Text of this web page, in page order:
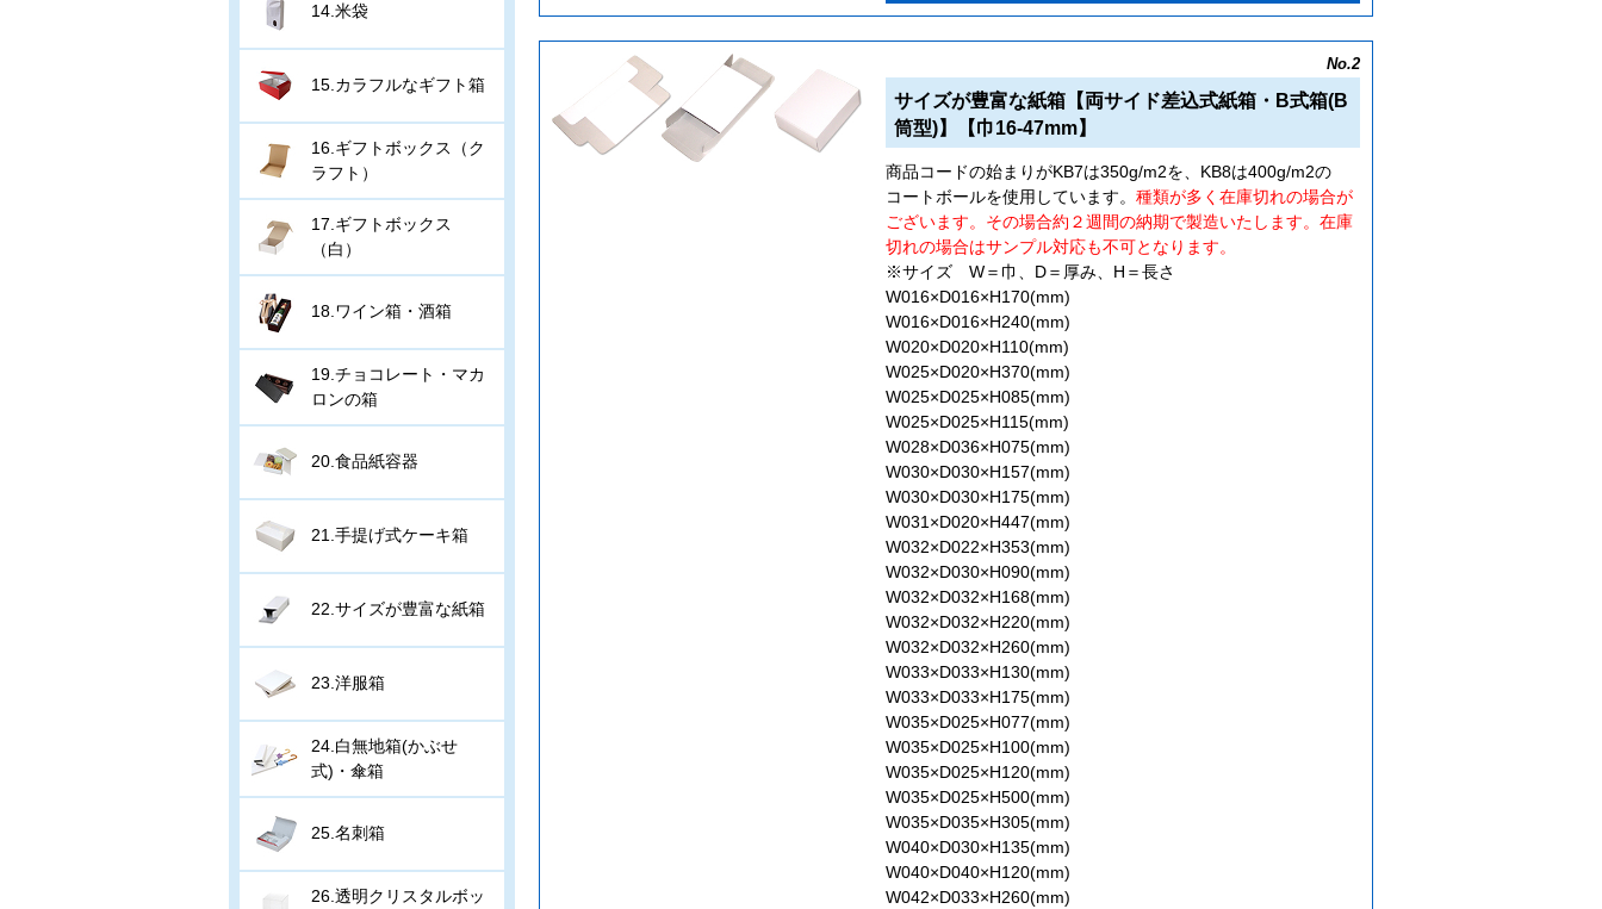
No.2
サイズが豊富な紙箱【両サイド差込式紙箱・B式箱(B
筒型)】【巾16-47mm】
商品コードの始まりがKB7は350g/m2を、KB8は400g/m2の
コートボールを使用しています。 種類が多く在庫切れの場合が
ございます。その場合約２週間の納期で製造いたします。在庫
切れの場合はサンプル対応も不可となります。
※サイズ W＝巾、D＝厚み、H＝長さ
W016×D016×H170(mm)
W016×D016×H240(mm)
W020×D020×H110(mm)
W025×D020×H370(mm)
W025×D025×H085(mm)
W025×D025×H115(mm)
W028×D036×H075(mm)
W030×D030×H157(mm)
W030×D030×H175(mm)
W031×D020×H447(mm)
W032×D022×H353(mm)
W032×D030×H090(mm)
W032×D032×H168(mm)
W032×D032×H220(mm)
W032×D032×H260(mm)
W033×D033×H130(mm)
W033×D033×H175(mm)
W035×D025×H077(mm)
W035×D025×H100(mm)
W035×D025×H120(mm)
W035×D025×H500(mm)
W035×D035×H305(mm)
W040×D030×H135(mm)
W040×D040×H120(mm)
W042×D033×H260(mm)
14.米袋
15.カラフルなギフト箱
16.ギフトボックス（ク
ラフト）
17.ギフトボックス
（白）
18.ワイン箱・酒箱
19.チョコレート・マカ
ロンの箱
20.食品紙容器
21.手提げ式ケーキ箱
22.サイズが豊富な紙箱
23.洋服箱
24.白無地箱(かぶせ
式)・傘箱
25.名刺箱
26.透明クリスタルボッ